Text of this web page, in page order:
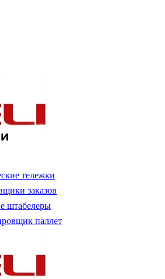
тележки
заказов
штабелеры
паллет